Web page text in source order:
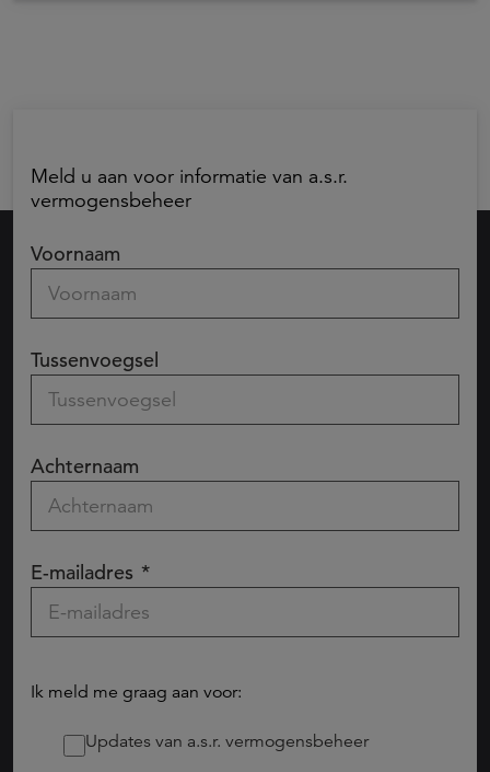
Meld u aan voor informatie van a.s.r.
vermogensbeheer
Voornaam
Tussenvoegsel
Achternaam
E-mailadres
Ik meld me graag aan voor:
Updates van a.s.r. vermogensbeheer